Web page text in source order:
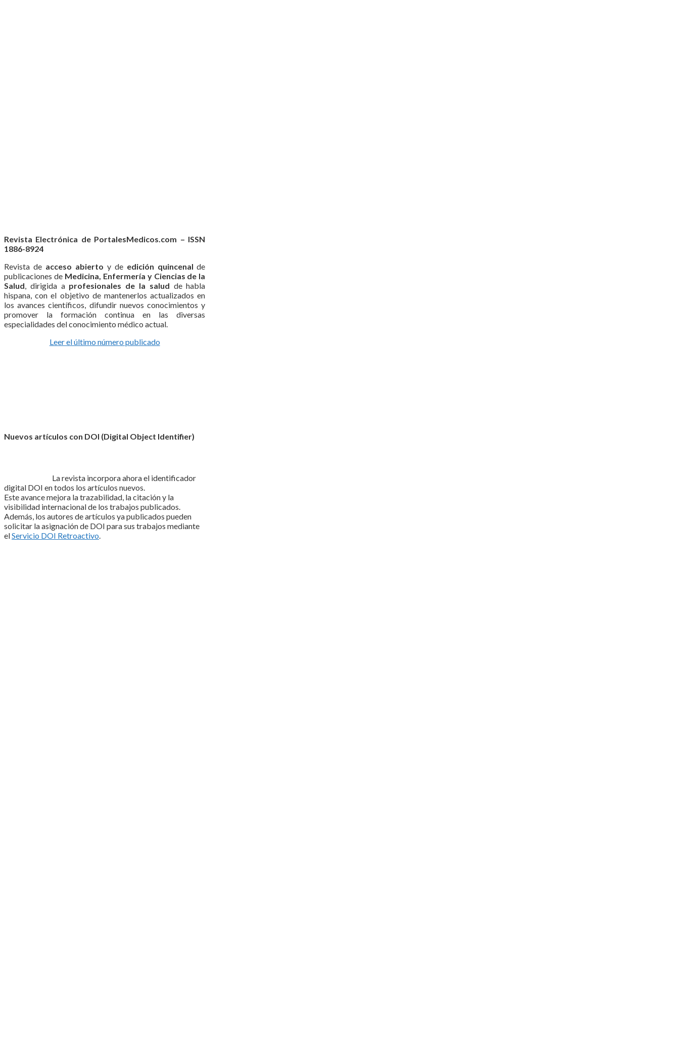
Revista Electrónica de PortalesMedicos.com – ISSN
1886-8924
Revista de acceso abierto y de edición quincenal de
publicaciones de Medicina, Enfermería y Ciencias de la
Salud, dirigida a profesionales de la salud de habla
hispana, con el objetivo de mantenerlos actualizados en
los avances científicos, difundir nuevos conocimientos y
promover la formación continua en las diversas
especialidades del conocimiento médico actual.
Leer el último número publicado
Nuevos artículos con DOI (Digital Object Identifier)
La revista incorpora ahora el identificador
digital DOI en todos los artículos nuevos.
Este avance mejora la trazabilidad, la citación y la
visibilidad internacional de los trabajos publicados.
Además, los autores de artículos ya publicados pueden
solicitar la asignación de DOI para sus trabajos mediante
elServicio DOI Retroactivo.